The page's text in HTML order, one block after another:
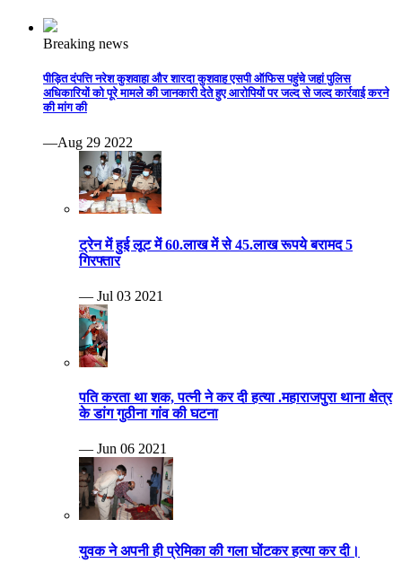
Breaking news
पीड़ित दंपत्ति नरेश कुशवाहा और शारदा कुशवाह एसपी ऑफिस पहुंचे जहां पुलिस
अधिकारियों को पूरे मामले की जानकारी देते हुए आरोपियों पर जल्द से जल्द कार्रवाई करने
की मांग की
—Aug 29 2022
ट्रेन में हुई लूट में 60.लाख में से 45.लाख रूपये बरामद 5
गिरफ्तार
— Jul 03 2021
पति करता था शक, पत्नी ने कर दी हत्या .महाराजपुरा थाना क्षेत्र
के डांग गुठीना गांव की घटना
— Jun 06 2021
युवक ने अपनी ही प्रेमिका की गला घोंटकर हत्या कर दी।